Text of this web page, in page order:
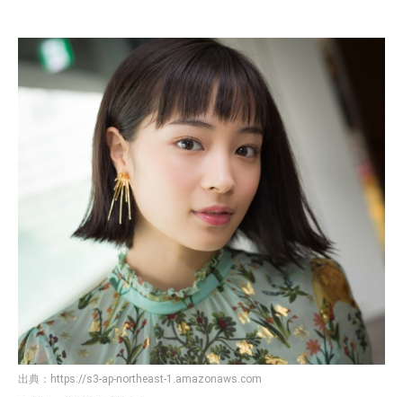
出典： https://s3-ap-northeast-1.amazonaws.com